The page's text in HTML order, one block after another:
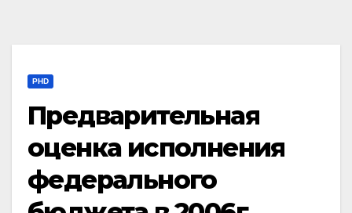
PHD
Предварительная
оценка исполнения
федерального